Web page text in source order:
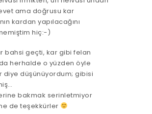
evet ama doğrusu kar
kardan yapılacağını
hiç:-)
bahsi geçti, kar gibi felan
herhalde o yüzden öyle
diye düşünüyordum; gibisi
bakmak serinletmiyor
de teşekkürler